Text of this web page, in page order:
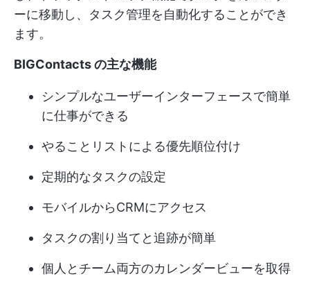
ーに移動し、タスク管理を自動化することができ
ます。
BIGContacts の主な機能
シンプルなユーザーインターフェースで簡単
に仕事ができる
やることリストによる優先順位付け
定期的なタスクの設定
モバイルからCRMにアクセス
タスクの割り当てと追跡が簡単
個人とチーム両方のカレンダービューを取得